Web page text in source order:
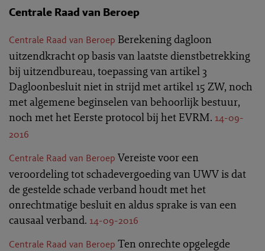
Centrale Raad van Beroep
Centrale Raad van Beroep Berekening dagloon
uitzendkracht op basis van laatste dienstbetrekking
bij uitzendbureau, toepassing van artikel 3
Dagloonbesluit niet in strijd met artikel 15 ZW, noch
met algemene beginselen van behoorlijk bestuur,
noch met het Eerste protocol bij het EVRM. 14-09-
2016
Centrale Raad van Beroep Vereiste voor een
veroordeling tot schadevergoeding van UWV is dat
de gestelde schade verband houdt met het
onrechtmatige besluit en aldus sprake is van een
causaal verband. 14-09-2016
Centrale Raad van Beroep Ten onrechte opgelegde